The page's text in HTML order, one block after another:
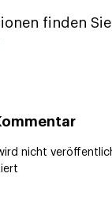
finden
nicht